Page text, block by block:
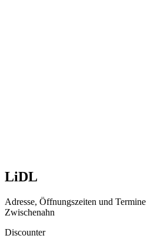
LiDL
Adresse, Öffnungszeiten und
Zwischenahn
Discounter